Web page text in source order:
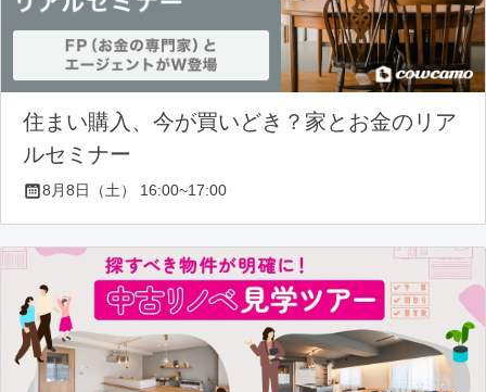
住まい購入、今が買いどき？家とお金のリア
ルセミナー
8月8日（土） 16:00~17:00